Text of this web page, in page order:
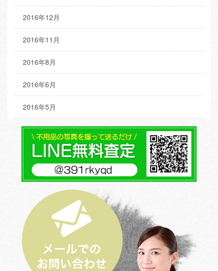
2016年12月
2016年11月
2016年8月
2016年6月
2016年5月